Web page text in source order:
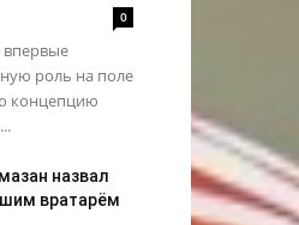
0
впервые
роль на поле
концепцию
назвал
вратарём